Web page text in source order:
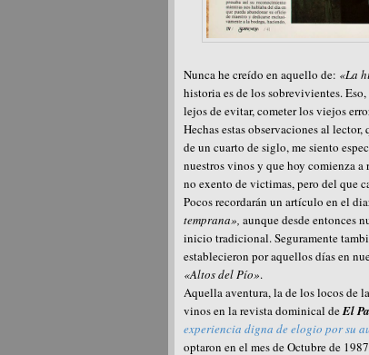
Nunca he creído en aquello de: «La
historia es de los sobrevivientes.
lejos de evitar, cometer los viejos
Hechas estas observaciones al
de un cuarto de siglo, me siento
nuestros vinos y que hoy comienza a
no exento de victimas, pero del que
Pocos recordarán un artículo en el
temprana», aunque desde entonces
inicio tradicional. Seguramente
establecieron por aquellos días en
«Altos del Pío».
Aquella aventura, la de los locos de
vinos en la revista dominical deEl
experiencia digna de elogio por su
optaron en el mes de Octubre de